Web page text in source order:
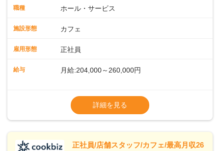
ート体制充実コーヒーの知識から接客マナーまで、先輩スタ
年齢層が活躍しており、チームワークも抜群です。基本マニ
業務に馴染める環境です。「カフェの接客は初めて」という
ッフとして経験を積んだ後、店長を目指してみませんか。売
よ♪あなたも、無理なくステップアップできる環境で、少しず
つ成長していきませんか？
職種 ホール・サービス
施設形態 カフェ
雇用形態 正社員
給与 月給:204,000～260,000円
ます・東日本エリア：月給21万4000～27万
※経験・スキルを考慮の上、決定します。
※別途、残業代および各種手当あり
※試用期間なし
詳細を見る
正社員/店舗スタッフ/カフェ/最高月収26